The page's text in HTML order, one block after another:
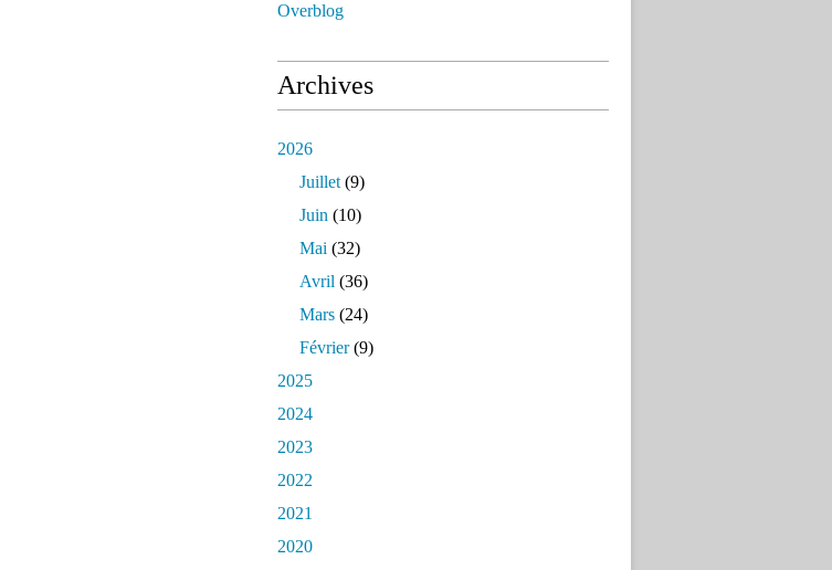
Overblog
Archives
2026
Juillet (9)
Juin (10)
Mai (32)
Avril (36)
Mars (24)
Février(9)
2025
2024
2023
2022
2021
2020